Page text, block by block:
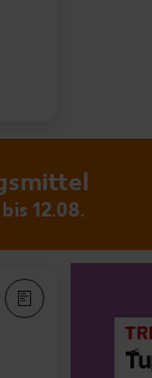
12.08.